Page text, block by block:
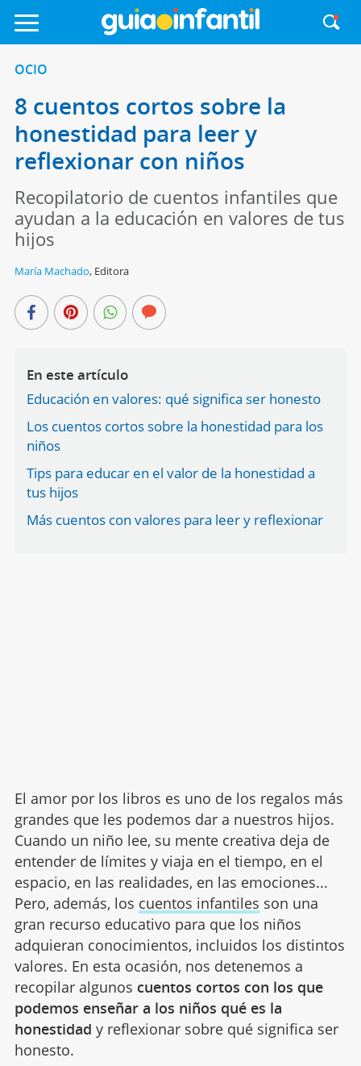
OCIO
8 cuentos cortos sobre la
honestidad para leer y
reflexionar con niños
Recopilatorio de cuentos infantiles que
ayudan a la educación en valores de tus
hijos
María Machado, Editora
En este artículo
Educación en valores: qué significa ser honesto
Los cuentos cortos sobre la honestidad para los
niños
Tips para educar en el valor de la honestidad a
tus hijos
Más cuentos con valores para leer y reflexionar
El amor por los libros es uno de los regalos más
grandes que les podemos dar a nuestros hijos.
Cuando un niño lee, su mente creativa deja de
entender de límites y viaja en el tiempo, en el
espacio, en las realidades, en las emociones...
Pero, además, los cuentos infantiles son una
gran recurso educativo para que los niños
adquieran conocimientos, incluidos los distintos
valores. En esta ocasión, nos detenemos a
recopilar algunos cuentos cortos con los que
podemos enseñar a los niños qué es la
honestidad y reflexionar sobre qué significa ser
honesto.